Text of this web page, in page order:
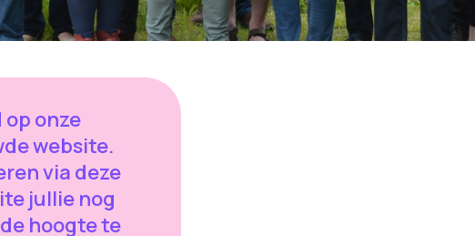
op onze
website.
via deze
jullie nog
hoogte te